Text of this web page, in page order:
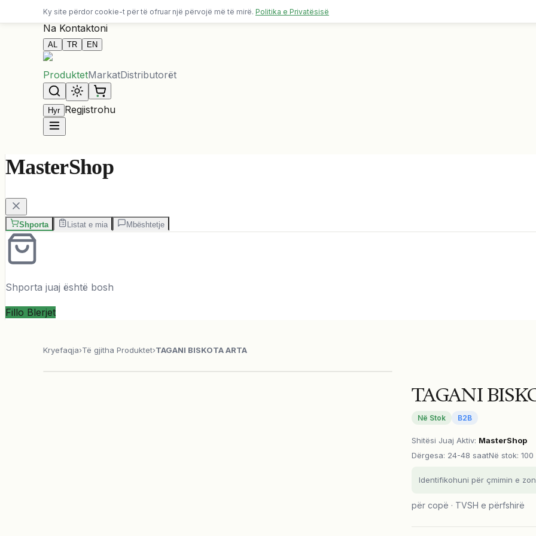
Dërgesa falas për porosi mbi 10,000 ALL
Na Kontaktoni
AL TR EN
ProduktetMarkatDistributorët
Hyr Regjistrohu
MasterShop
Shporta Listat e mia Mbështetje
Shporta juaj është bosh
Fillo Blerjet
Kryefaqja›Të gjitha Produktet›TAGANI BISKOTA ARTA
TAGANI
Në Stok B2B
Shitësi Juaj Aktiv: MasterShop
Dërgesa: 24-48 saatNë stok: 100
Identifikohuni për çmimin e
për copë · TVSH e përfshirë
Ky site përdor cookie-t për të ofruar një përvojë më të mirë. Politika e Privatësisë